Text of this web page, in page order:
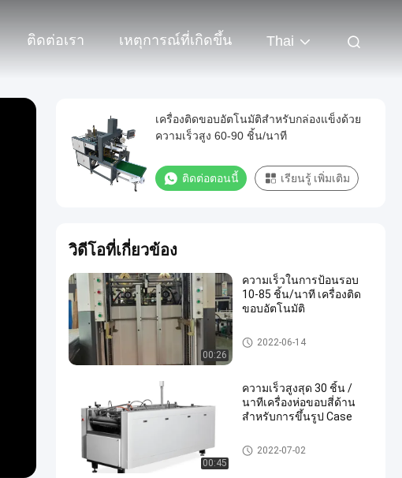
ติดต่อเรา เหตุการณ์ที่เกิดขึ้น Thai
เครื่องติดขอบอัตโนมัติสำหรับกล่องแข็งด้วย
ความเร็วสูง 60-90 ชิ้น/นาที
ติดต่อตอนนี้ เรียนรู้ เพิ่มเติม
วิดีโอที่เกี่ยวข้อง
00:26
ความเร็วในการป้อนรอบ
10-85 ชิ้น/นาที เครื่องติด
ขอบอัตโนมัติ
Box Corner Pasting Machine
2022-06-14
00:45
ความเร็วสูงสุด 30 ชิ้น /
นาทีเครื่องห่อขอบสี่ด้าน
สำหรับการขึ้นรูป Case
Automatic Case Making Mach
ine
2022-07-02